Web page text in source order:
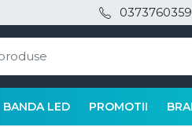
0373760359
BANDA LED PROMOTII